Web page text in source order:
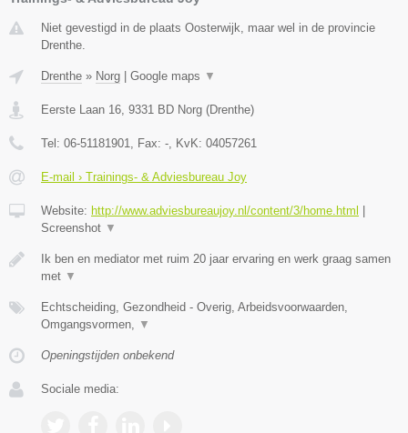
Niet gevestigd in de plaats Oosterwijk, maar wel in de provincie
Drenthe.
Drenthe » Norg Google maps ▼
Eerste Laan 16, 9331 BD Norg (Drenthe)
Tel: 06-51181901, Fax: -, KvK: 04057261
E-mail › Trainings- & Adviesbureau Joy
Website: http://www.adviesbureaujoy.nl/content/3/home.html
Screenshot ▼
Ik ben en mediator met ruim 20 jaar ervaring en werk graag samen
met ▼
Echtscheiding, Gezondheid - Overig, Arbeidsvoorwaarden,
Omgangsvormen, ▼
Openingstijden onbekend
Sociale media: